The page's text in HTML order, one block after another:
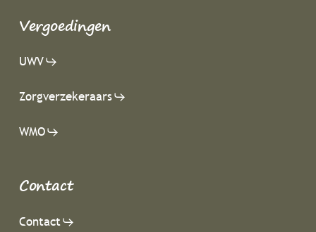
Vergoedingen
UWV
Zorgverzekeraars
WMO
Contact
Contact